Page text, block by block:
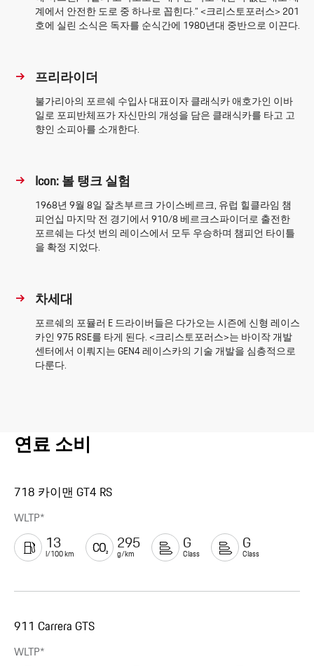
계에서 안전한 도로 중 하나로 꼽힌다.” <크리스토포러스> 201
호에 실린 소식은 독자를 순식간에 1980년대 중반으로 이끈다.
프리라이더
불가리아의 포르쉐 수입사 대표이자 클래식카 애호가인 이바
일로 포피반체프가 자신만의 개성을 담은 클래식카를 타고 고
향인 소피아를 소개한다.
Icon: 볼 탱크 실험
1968년 9월 8일 잘츠부르크 가이스베르크, 유럽 힐클라임 챔
피언십 마지막 전 경기에서 910/8 베르크스파이더로 출전한
포르쉐는 다섯 번의 레이스에서 모두 우승하며 챔피언 타이틀
을 확정 지었다.
차세대
포르쉐의 포뮬러 E 드라이버들은 다가오는 시즌에 신형 레이스
카인 975 RSE를 타게 된다. <크리스토포러스>는 바이작 개발
센터에서 이뤄지는 GEN4 레이스카의 기술 개발을 심층적으로
다룬다.
연료 소비
718 카이맨 GT4 RS
WLTP*
13
l/100 km
295
g/km
G
Class
G
Class
911 Carrera GTS
WLTP*